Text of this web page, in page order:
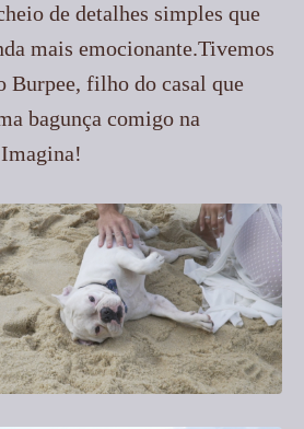
de detalhes simples que
mais emocionante.Tivemos
Burpee, filho do casal que
bagunça comigo na